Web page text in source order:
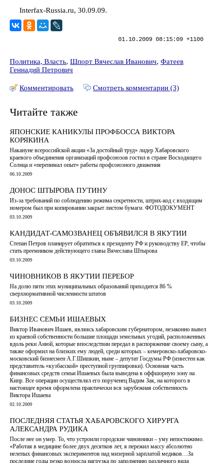
Interfax-Russia.ru, 30.09.09.
01.10.2009 08:15:09 +1100
Политика, Власть, Шпорт Вячеслав Иванович, Фатеев
Геннадий Петрович
Комментировать Смотреть комментарии (3)
Читайте также
ЯПОНСКИЕ КАНИКУЛЫ ПРОФБОССА ВИКТОРА
КОРЯКИНА
Накануне всероссийской акции «За достойный труд» лидер Хабаровского
краевого объединения организаций профсоюзов гостил в стране Восходящего
Солнца и «перенимал опыт» работы профсоюзного движения
06.10.2009
ДОНОС ШТЫРОВА ПУТИНУ
Из-за требований по соблюдению режима секретности, штрих-код с входящим
номером был при копировании закрыт листом бумаги. ФОТОДОКУМЕНТ
03.10.2009
КАНДИДАТ-САМОЗВАНЕЦ ОБЪЯВИЛСЯ В ЯКУТИИ
Степан Петров планирует обратиться к президенту РФ и руководству ЕР, чтобы
стать преемником действующего главы Вячеслава Штырова
03.10.2009
ЧИНОВНИКОВ В ЯКУТИИ ПЕРЕБОР
На долю пяти этих муниципальных образований приходится 86 %
сверхнормативной численности штатов
03.10.2009
БИЗНЕС СЕМЬИ ИШАЕВЫХ
Виктор Иванович Ишаев, являясь хабаровским губернатором, незаконно вывел
из краевой собственности большие площади земельных угодий, расположенных
вдоль реки Анюй, которые впоследствии передал в распоряжение своему сыну, а
также оформил на близких ему людей, среди которых – кемеровско-хабаровско-
московский бизнесмен А.Г.Шишкин, ныне – депутат Госдумы РФ (известен как
представитель «кузбасской» преступной группировки). Основная часть
финансовых средств семьи Ишаевых была выведена в оффшорную зону на
Кипр. Все операции осуществлял его порученец Вадим Зак, на которого в
настоящее время оформлена практически вся зарубежная собственность
Виктора Ишаева
02.10.2009
ПОСЛЕДНЯЯ СТАТЬЯ ХАБАРОВСКОГО ХИРУРГА
АЛЕКСАНДРА РУДИКА
После нее он умер. То, что устроили городские чиновники – уму непостижимо.
«Работая в медицине более двух десятков лет, я пережил массу абсолютно
нелепых финансовых экспериментов над мизерной зарплатой медиков…За
последние годы резко возросла нагрузка по заполнению различного вида